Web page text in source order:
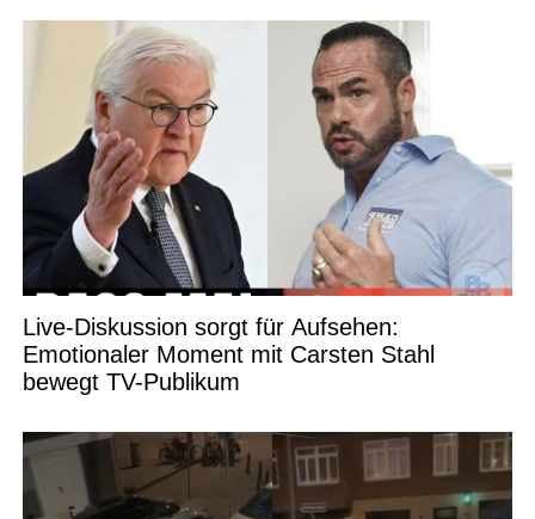
Live-Diskussion sorgt für Aufsehen:
Emotionaler Moment mit Carsten Stahl
bewegt TV-Publikum